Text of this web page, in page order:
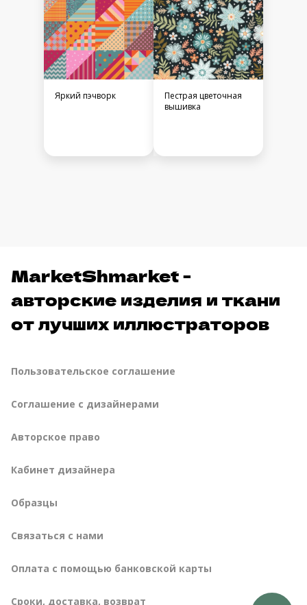
Яркий пэчворк
Пестрая цветочная
вышивка
MarketShmarket -
авторские изделия и ткани
от лучших иллюстраторов
Пользовательское соглашение
Соглашение с дизайнерами
Авторское право
Кабинет дизайнера
Образцы
Связаться с нами
Оплата с помощью банковской карты
сроки, доставка, возврат